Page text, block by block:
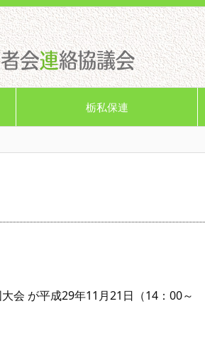
栃私保連
会 が平成29年11月21日（14：00～